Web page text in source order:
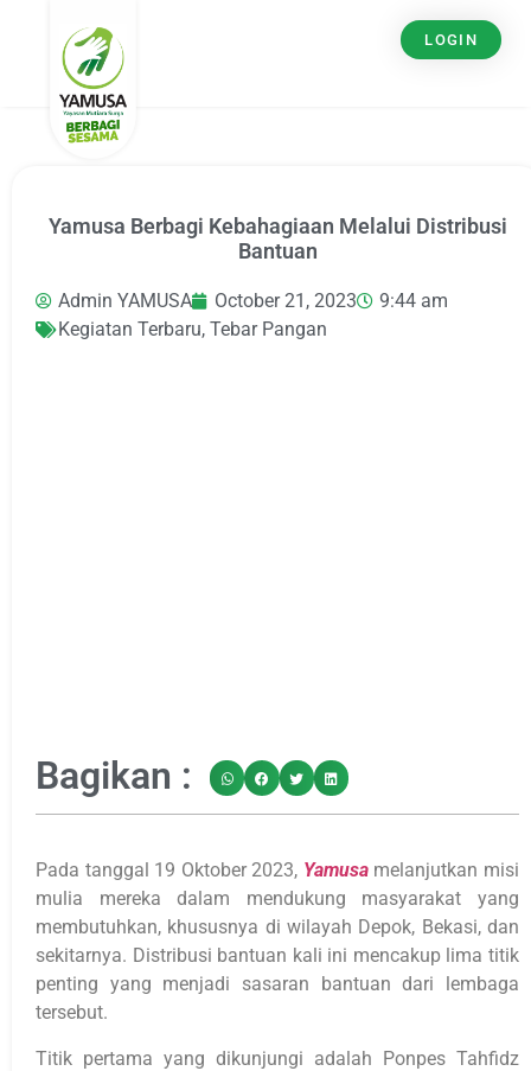
LOGIN
Yamusa Berbagi Kebahagiaan Melalui Distribusi
Bantuan
Admin YAMUSA October 21, 2023
9:44 am
Kegiatan Terbaru, Tebar Pangan
Bagikan :
Pada tanggal 19 Oktober 2023, Yamusamelanjutkan misi
mulia mereka dalam mendukung masyarakat yang
membutuhkan, khususnya di wilayah Depok, Bekasi, dan
sekitarnya. Distribusi bantuan kali ini mencakup lima titik
penting yang menjadi sasaran bantuan dari lembaga
tersebut.
Titik pertama yang dikunjungi adalah Ponpes Tahfidz